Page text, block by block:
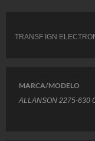
TRANSF IGN
MARCA/MODELO
ALLANSON 2275-630